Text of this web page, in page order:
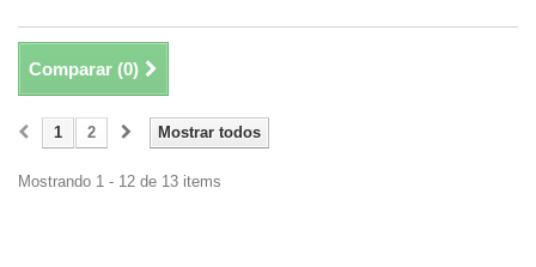
Comparar (0)
Mostrar todos
1 2
Mostrando 1 - 12 de 13 items